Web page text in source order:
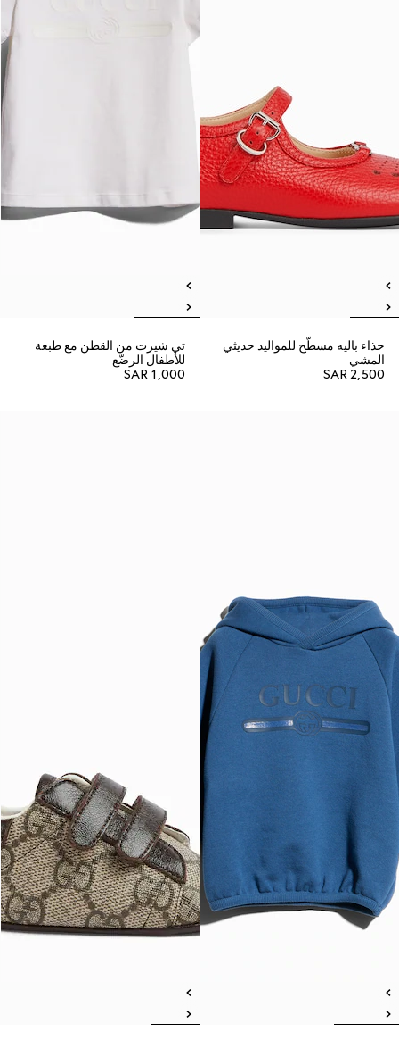
حذاء باليه مسطّح للمواليد حديثي
المشي
SAR 2,500
تي شيرت من القطن مع طبعة
للأطفال الرضّع
SAR 1,000